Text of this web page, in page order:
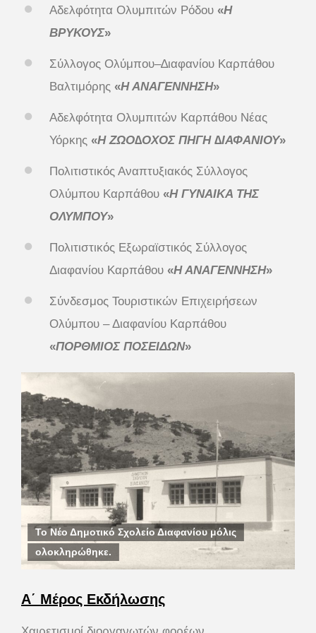
Αδελφότητα Ολυμπιτών Ρόδου «Η
ΒΡΥΚΟΥΣ»
Σύλλογος Ολύμπου–∆ιαφανίου Καρπάθου
Βαλτιμόρης «Η ΑΝΑΓΕΝΝΗΣΗ»
Αδελφότητα Ολυμπιτών Καρπάθου Νέας
Υόρκης «Η ΖΩΟ∆ΟΧΟΣ ΠΗΓΗ ∆ΙΑΦΑΝΙΟΥ»
Πολιτιστικός Αναπτυξιακός Σύλλογος
Ολύμπου Καρπάθου «Η ΓΥΝΑΙΚΑ ΤΗΣ
ΟΛΥΜΠΟΥ»
Πολιτιστικός Εξωραϊστικός Σύλλογος
Διαφανίου Καρπάθου «Η ΑΝΑΓΕΝΝΗΣΗ»
Σύνδεσμος Τουριστικών Επιχειρήσεων
Ολύμπου – Διαφανίου Καρπάθου
«ΠΟΡΘΜΙΟΣ ΠΟΣΕΙΔΩΝ»
Το Νέο Δημοτικό Σχολείο Διαφανίου μόλις
ολοκληρώθηκε.
Α΄ Μέρος Εκδήλωσης